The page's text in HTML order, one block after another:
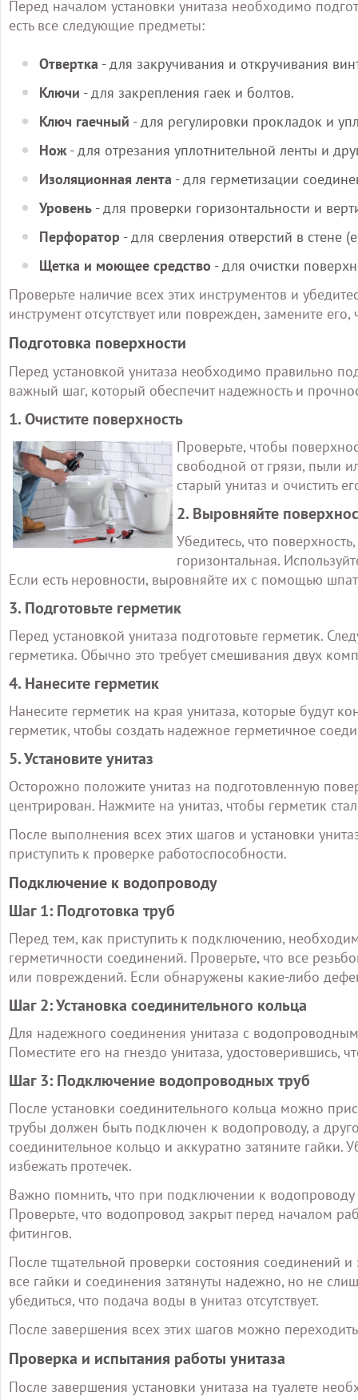
Перед началом установки унитаза необходимо
есть все следующие предметы:
Отвертка - для закручивания и откручивания
Ключи - для закрепления гаек и болтов.
Ключ гаечный - для регулировки прокладок и
Нож- для отрезания уплотнительной ленты и
Изоляционная лента - для герметизации
Уровень - для проверки горизонтальности и
Перфоратор - для сверления отверстий в стене
Щетка и моющее средство - для очистки
Проверьте наличие всех этих инструментов и
инструмент отсутствует или поврежден, замените
Подготовка поверхности
Перед установкой унитаза необходимо правильно
важный шаг, который обеспечит надежность и
1. Очистите поверхность
Проверьте, чтобы
свободной от грязи, пыли
старый унитаз и очистить
2. Выровняйте
Убедитесь, что
горизонтальная.
Если есть неровности, выровняйте их с помощью
3. Подготовьте герметик
Перед установкой унитаза подготовьте герметик.
герметика. Обычно это требует смешивания двух
4. Нанесите герметик
Нанесите герметик на края унитаза, которые будут
герметик, чтобы создать надежное герметичное
5. Установите унитаз
Осторожно положите унитаз на подготовленную
центрирован. Нажмите на унитаз, чтобы герметик
После выполнения всех этих шагов и установки
приступить к проверке работоспособности.
Подключение к водопроводу
Шаг 1: Подготовка труб
Перед тем, как приступить к подключению,
герметичности соединений. Проверьте, что все
или повреждений. Если обнаружены какие-либо
Шаг 2: Установка соединительного кольца
Для надежного соединения унитаза с
Поместите его на гнездо унитаза, удостоверившись,
Шаг 3: Подключение водопроводных труб
После установки соединительного кольца можно
трубы должен быть подключен к водопроводу, а
соединительное кольцо и аккуратно затяните
избежать протечек.
Важно помнить, что при подключении к
Проверьте, что водопровод закрыт перед началом
фитингов.
После тщательной проверки состояния соединений
все гайки и соединения затянуты надежно, но не
убедиться, что подача воды в унитаз отсутствует.
После завершения всех этих шагов можно
Проверка и испытания работы унитаза
После завершения установки унитаза на туалете